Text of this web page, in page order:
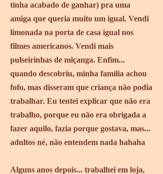
tinha acabado de ganhar) pra uma
amiga que queria muito um igual. Vendi
limonada na porta de casa igual nos
filmes americanos. Vendi mais
pulseirinhas de miçanga. Enfim...
quando descobriu, minha família achou
fofo, mas disseram que criança não podia
trabalhar. Eu tentei explicar que não era
trabalho, porque eu não era obrigada a
fazer aquilo, fazia porque gostava, mas...
adultos né, não entendem nada hahaha
Alguns anos depois... trabalhei em loja,